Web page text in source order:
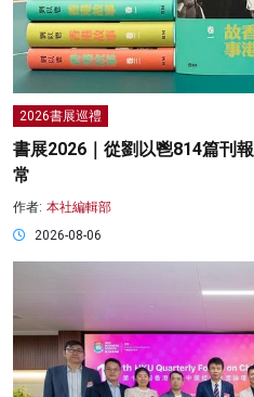
2026書展巡禮
書展2026｜從劉以鬯814篇刊
常
作者: 本社編輯部
2026-08-06